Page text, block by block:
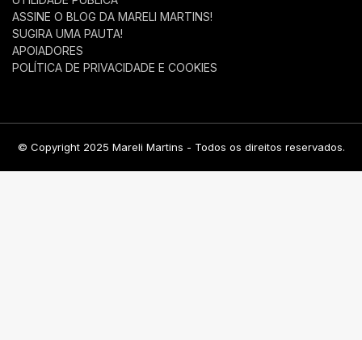
ASSINE O BLOG DA MARELI MARTINS!
SUGIRA UMA PAUTA!
APOIADORES
POLÍTICA DE PRIVACIDADE E COOKIES
© Copyright 2025 Mareli Martins - Todos os direitos reservados.